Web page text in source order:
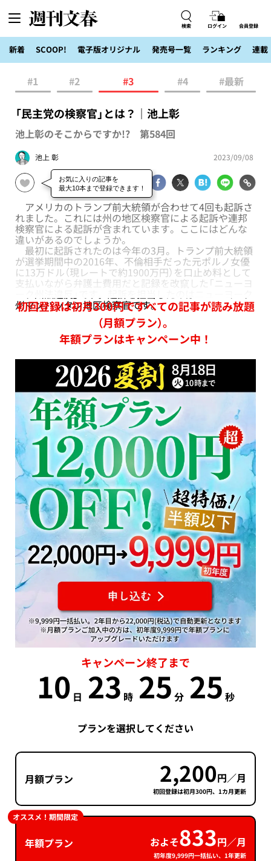
検索 ログイン 会員登録
新着 SCOOP! 電子版オリジナル 発売号一覧 ランキング 連載
#1 #2 #3 #4 #最新
「民主党の検察官」とは？｜池上彰
池上彰のそこからですか!? 第584回
池上 彰 2023/09/08
アメリカのトランプ前大統領が合わせて4回も起訴さ
れました。これには州の地区検察官による起訴や連邦
検察官による起訴が含まれています。ここにはどんな
違いがあるのでしょうか。
最初に起訴されたのは今年の3月。トランプ前大統領
が選挙期間中の2016年、不倫相手だった元ポルノ女優
に13万ドル（現レートで約1900万円）を口止め料として
支払いながら弁護士費用だと記録を改竄した「ニューヨ
州マンハッタン地区検察官です。
初回登録は初月300円ですべての記事が読み放題
（月額プラン）。
年額プランはキャンペーン中！
キャンペーン終了まで
10 日 23 時 25 分 25 秒
プランを選択してください
月額プラン 2,200円／月
初回登録は初月300円、1カ月更新
年額プラン およそ833円／月
初年度9,999円一括払い、1年更新
オススメ！期間限定